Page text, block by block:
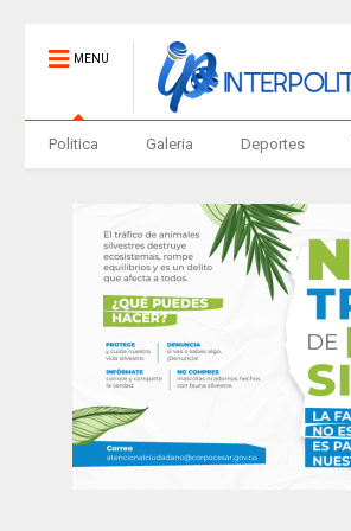
MENU
Politica Galeria Deportes